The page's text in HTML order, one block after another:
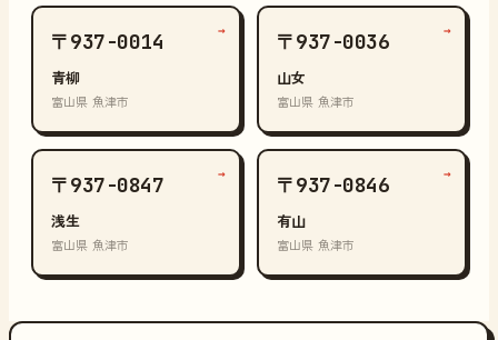
〒937-0014
青柳
富山県 魚津市
→ 〒937-0036
山女
富山県 魚津市
→
〒937-0847
浅生
富山県 魚津市
→ 〒937-0846
有山
富山県 魚津市
→